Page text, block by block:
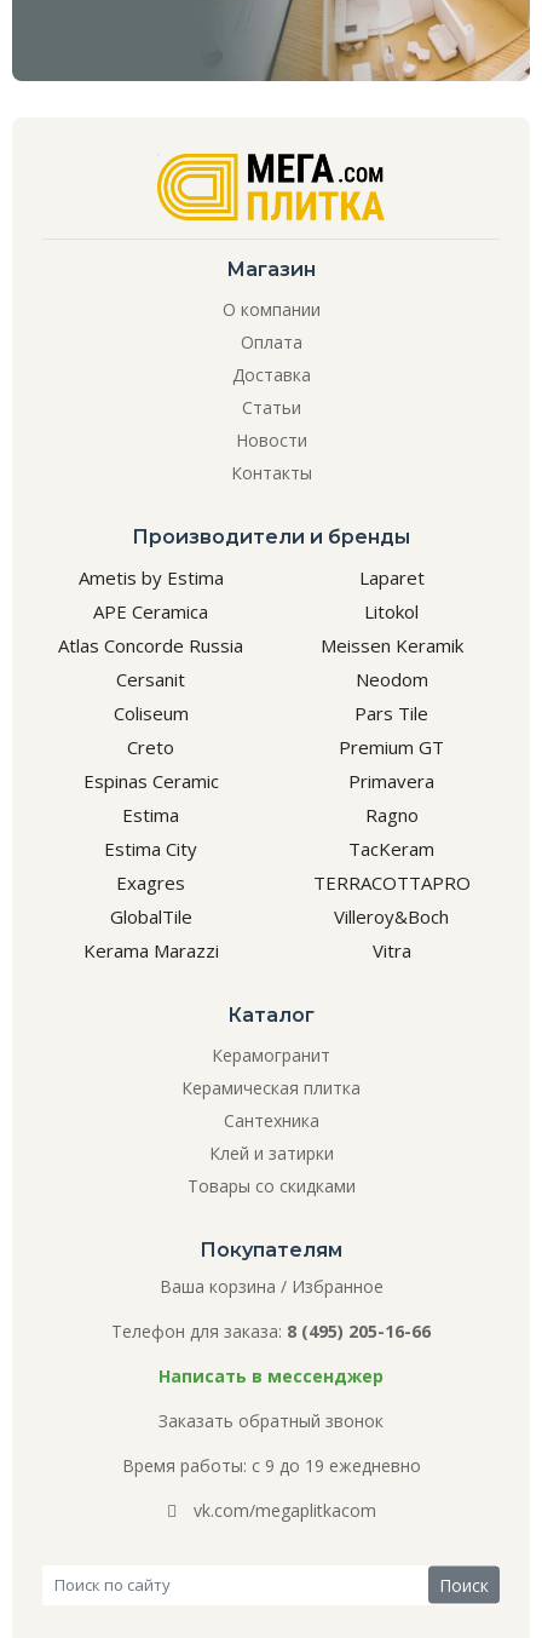
Магазин
О компании
Оплата
Доставка
Статьи
Новости
Контакты
Производители и бренды
Ametis by Estima
APE Ceramica
Atlas Concorde Russia
Cersanit
Coliseum
Creto
Espinas Ceramic
Estima
Estima City
Exagres
GlobalTile
Kerama Marazzi
Laparet
Litokol
Meissen Keramik
Neodom
Pars Tile
Premium GT
Primavera
Ragno
TacKeram
TERRACOTTAPRO
Villeroy&Boch
Vitra
Каталог
Керамогранит
Керамическая плитка
Сантехника
Клей и затирки
Товары со скидками
Покупателям
Ваша корзина / Избранное
Телефон для заказа: 8 (495) 205-16-66
Написать в мессенджер
Заказать обратный звонок
Время работы: с 9 до 19 ежедневно
vk.com/megaplitkacom